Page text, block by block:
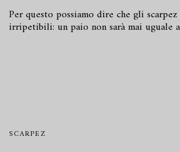
Per questo possiamo dire che gli
irripetibili: un paio non sarà mai uguale
SCARPEZ